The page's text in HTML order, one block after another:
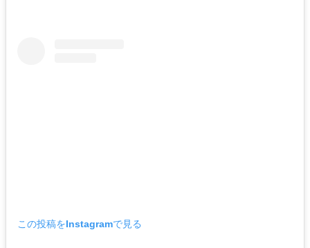
この投稿をInstagramで見る